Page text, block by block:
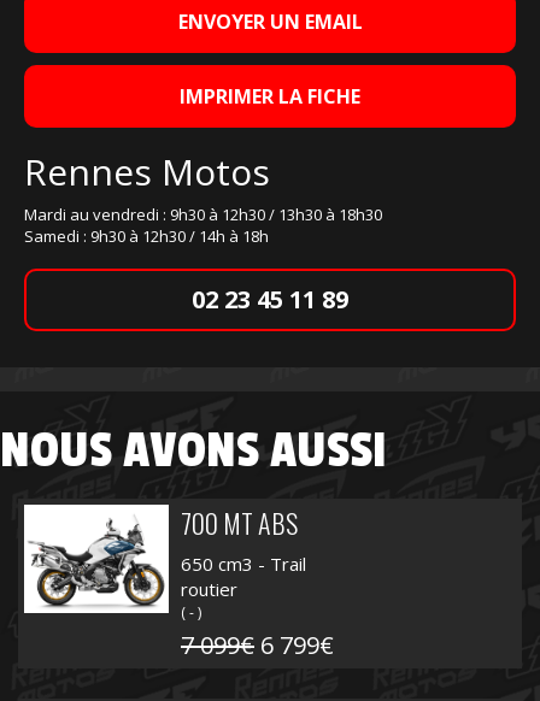
ENVOYER UN EMAIL
IMPRIMER LA FICHE
Rennes Motos
Mardi au vendredi : 9h30 à 12h30 / 13h30 à 18h30
Samedi : 9h30 à 12h30 / 14h à 18h
02 23 45 11 89
NOUS AVONS AUSSI
700 MT ABS
650 cm3 - Trail
routier
( - )
7 099€ 6 799€